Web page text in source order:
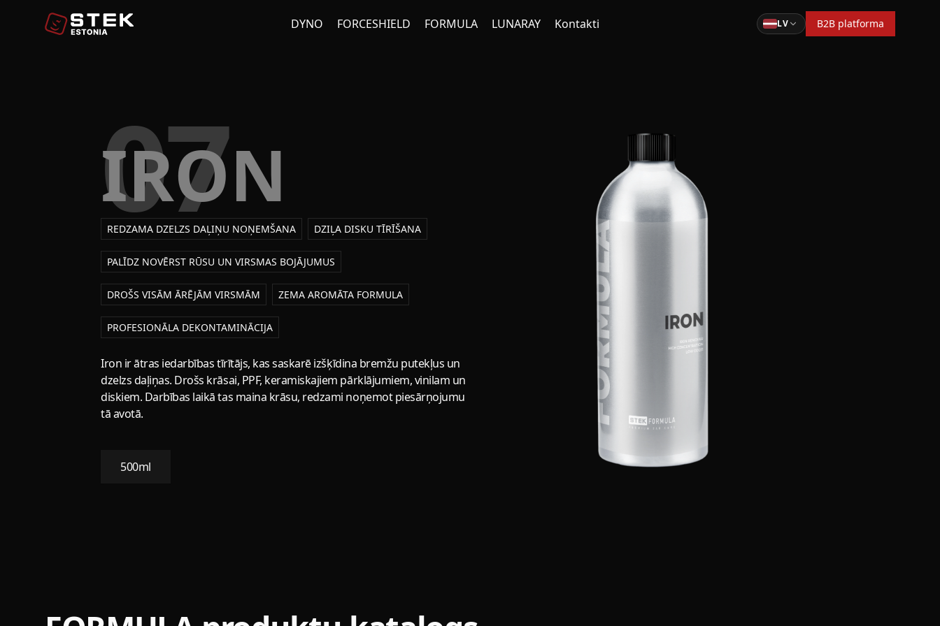
DYNO FORCESHIELD FORMULA LUNARAY Kontakti LV B2B platforma
07
IRON
REDZAMA DZELZS DAĻIŅU NOŅEMŠANA DZIĻA DISKU TĪRĪŠANA
PALĪDZ NOVĒRST RŪSU UN VIRSMAS BOJĀJUMUS
DROŠS VISĀM ĀRĒJĀM VIRSMĀM ZEMA AROMĀTA FORMULA
PROFESIONĀLA DEKONTAMINĀCIJA
Iron ir ātras iedarbības tīrītājs, kas saskarē izšķīdina bremžu putekļus un
dzelzs daļiņas. Drošs krāsai, PPF, keramiskajiem pārklājumiem, vinilam un
diskiem. Darbības laikā tas maina krāsu, redzami noņemot piesārņojumu
tā avotā.
500ml